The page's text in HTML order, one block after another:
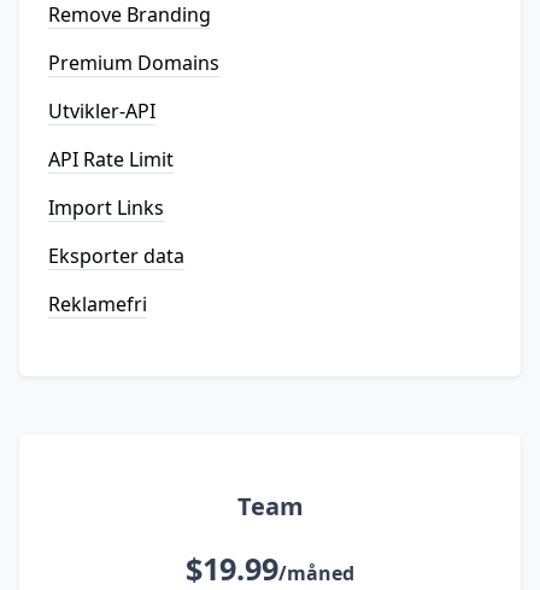
Remove Branding
Premium Domains
Utvikler-API
API Rate Limit
Import Links
Eksporter data
Reklamefri
Team
$19.99/måned